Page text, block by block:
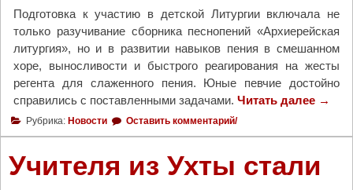
к
"
Подготовка к участию в детской Литургии включала не
только разучивание сборника песнопений «Архиерейская
литургия», но и в развитии навыков пения в смешанном
хоре, выносливости и быстрого реагирования на жесты
регента для слаженного пения. Юные певчие достойно
справились с поставленными задачами. Читать далее "
е
→
Рубрика: Новости Оставить комментарий/
Учителя из Ухты стали